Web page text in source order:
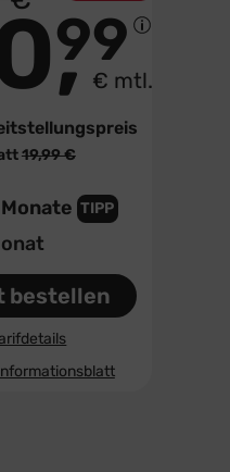
99
€ mtl.
19,99 €
TIPP
bestellen